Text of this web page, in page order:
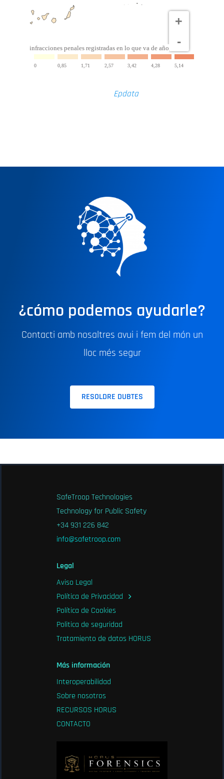
Epdata
¿cómo podemos ayudarle?
Contacti amb nosaltres avui i fem del món un
lloc més segur
RESOLDRE DUBTES
SafeTroop Technologies
Technology for Public Safety
+34 931 226 842
info@safetroop.com
Legal
Aviso Legal
Política de Privacidad
Política de Cookies
Politica de seguridad
Tratamiento de datos HORUS
Más información
Interoperabilidad
Sobre nosotros
RECURSOS HORUS
CONTACTO